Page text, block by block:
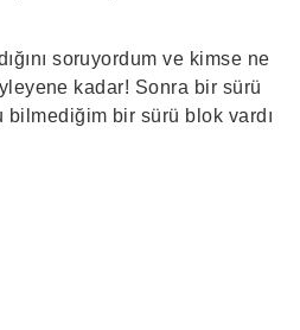
soruyordum ve kimse ne
kadar! Sonra bir sürü
bilmediğim bir sürü blok vardı